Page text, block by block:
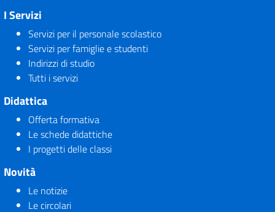
I Servizi
Servizi per il personale scolastico
Servizi per famiglie e studenti
Indirizzi di studio
Tutti i servizi
Didattica
Offerta formativa
Le schede didattiche
I progetti delle classi
Novità
Le notizie
Le circolari